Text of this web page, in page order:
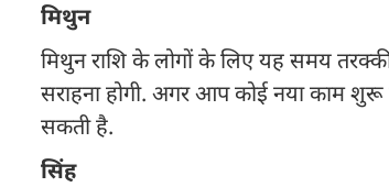
मिथुन
मिथुन राशि के लोगों के लिए यह समय
सराहना होगी. अगर आप कोई नया काम
सकती है.
सिंह